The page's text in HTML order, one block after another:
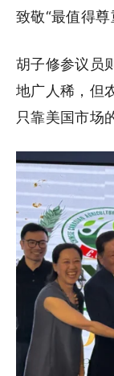
致敬“最值得
胡子修参议员
地广人稀，但
只靠美国市场